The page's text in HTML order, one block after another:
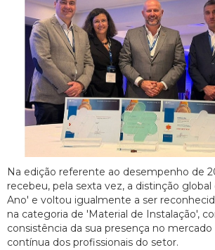
Na edição referente ao desempenho de
recebeu, pela sexta vez, a distinção
Ano' e voltou igualmente a ser
na categoria de 'Material de Instalação',
consistência da sua presença no
contínua dos profissionais do setor.